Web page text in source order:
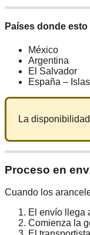
Países donde
México
Argentina
El Salvador
España –
La
Proceso en
Cuando los
El envío llega
Comienza la